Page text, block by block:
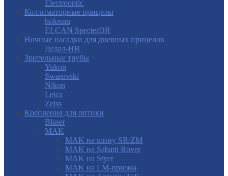
Electrooptic
Коллиматорные прицелы
holosun
ELCAN SpecterDR
Ночные насадки для дневных прицелов
Дедал-НВ
Зрительные трубы
Yukon
Swarovski
Nikon
Leica
Zeiss
Крепления для оптики
Blaser
MAK
MAK на шину SR/ZM
MAK на Sabatti Rover
MAK на Styer
MAK на LM-призма